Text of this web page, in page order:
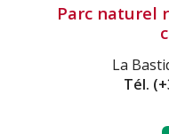
Parc naturel
La
Tél.